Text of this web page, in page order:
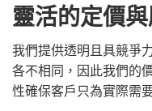
靈活的定價
我們提供透明且具競爭
各不相同，因此我們的
性確保客戶只為實際需